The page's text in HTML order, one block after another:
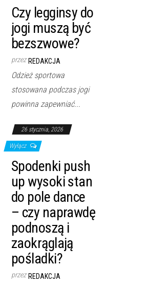
Czy legginsy do
jogi muszą być
bezszwowe?
przez REDAKCJA
Odzież sportowa
stosowana podczas jogi
powinna zapewniać...
26 stycznia, 2026
Wyłącz
Spodenki push
up wysoki stan
do pole dance
– czy naprawdę
podnoszą i
zaokrąglają
pośladki?
przez REDAKCJA